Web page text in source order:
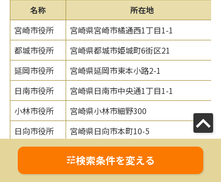
名称
所在地
宮崎市役所
宮崎県宮崎市橘通西1丁目1-1
都城市役所
宮崎県都城市姫城町6街区21
延岡市役所
宮崎県延岡市東本小路2-1
日南市役所
宮崎県日南市中央通1丁目1-1
小林市役所
宮崎県小林市細野300
日向市役所
宮崎県日向市本町10-5
串間市役所
西都市役所
検索条件を変える